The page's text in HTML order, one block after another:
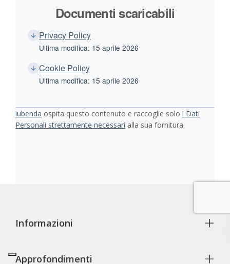
Documenti scaricabili
Privacy Policy
Ultima modifica: 15 aprile 2026
Cookie Policy
Ultima modifica: 15 aprile 2026
iubenda ospita questo contenuto e raccoglie solo i Dati
Personali strettamente necessari alla sua fornitura.
Informazioni +
Approfondimenti +